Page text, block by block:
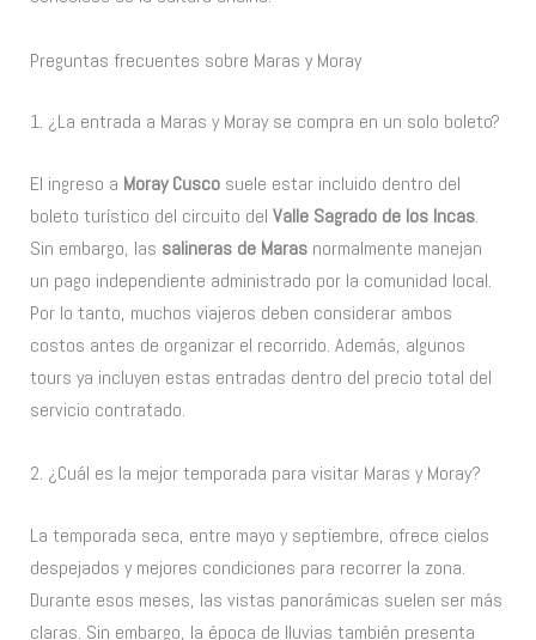
Preguntas frecuentes sobre Maras y Moray
1. ¿La entrada a Maras y Moray se compra en un solo boleto?
El ingreso a Moray Cusco suele estar incluido dentro del
boleto turístico del circuito delValle Sagrado de los Incas.
Sin embargo, las salineras de Maras normalmente manejan
un pago independiente administrado por la comunidad local.
Por lo tanto, muchos viajeros deben considerar ambos
costos antes de organizar el recorrido. Además, algunos
tours ya incluyen estas entradas dentro del precio total del
servicio contratado.
2. ¿Cuál es la mejor temporada para visitar Maras y Moray?
La temporada seca, entre mayo y septiembre, ofrece cielos
despejados y mejores condiciones para recorrer la zona.
Durante esos meses, las vistas panorámicas suelen ser más
claras. Sin embargo, la época de lluvias también presenta